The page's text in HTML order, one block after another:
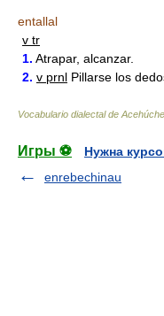
entallal
v tr
1. Atrapar, alcanzar.
2. v prnl Pillarse los
Vocabulario dialectal de Acehúche
Игры ⚽
Нужна
enrebechinau